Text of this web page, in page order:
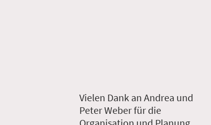
Vielen Dank an Andrea und
Peter Weber für die